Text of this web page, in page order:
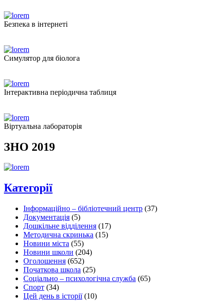
Безпека в інтернеті
Симулятор для біолога
Інтерактивна періодична таблиця
Віртуальна лабораторія
ЗНО 2019
Категорії
Інформаційно – бібліотечний центр (37)
Документація (5)
Дошкільне відділення (17)
Методична скринька (15)
Новини міста (55)
Новини школи (204)
Оголошення (652)
Початкова школа (25)
Соціально – психологічна служба (65)
Спорт (34)
Цей день в історії(10)